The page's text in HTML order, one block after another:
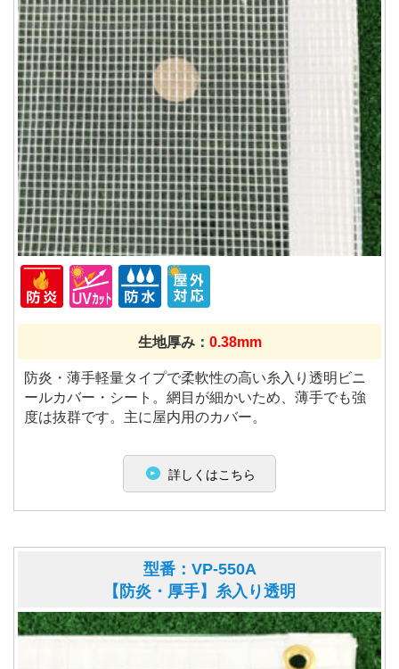
生地厚み： 0.38mm
防炎・薄手軽量タイプで柔軟性の高い糸入り透明ビニ
ールカバー・シート。網目が細かいため、薄手でも強
度は抜群です。主に屋内用のカバー。
詳しくはこちら
型番：VP-550A
【防炎・厚手】糸入り透明